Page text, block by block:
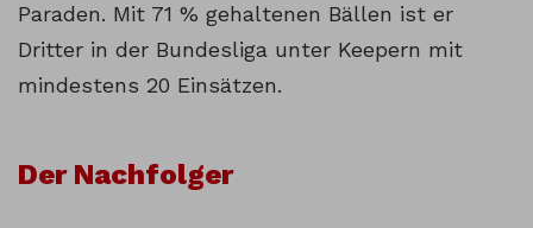
Paraden. Mit 71 % gehaltenen Bällen ist er
Dritter in der Bundesliga unter Keepern mit
mindestens 20 Einsätzen.
Der Nachfolger